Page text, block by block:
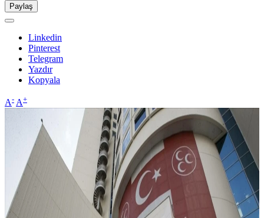
Paylaş
Linkedin
Pinterest
Telegram
Yazdır
Kopyala
A- A+